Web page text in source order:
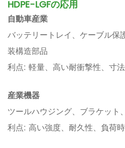
HDPE-LGFの応用
自動車産業
バッテリートレイ、ケーブル保
装構造部品
利点: 軽量、高い耐衝撃性、寸
産業機器
ツールハウジング、ブラケット
利点: 高い強度、耐久性、負荷